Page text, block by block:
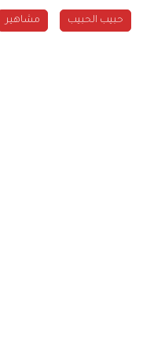
حبيب الحبيب مشاهير